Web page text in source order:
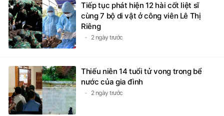
Tiếp tục phát hiện 12 hài cốt liệt sĩ
cùng 7 bộ di vật ở công viên Lê Thị
Riêng
2 ngày trước
Thiếu niên 14 tuổi tử vong trong bể
nước của gia đình
2 ngày trước